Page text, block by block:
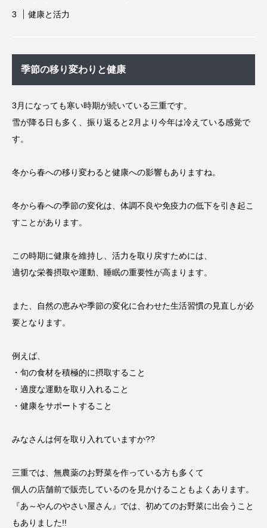
健康と活力
季節の移り変わりと健康
3月になっても寒い時期が続いている三重です。
雪が降る日も多く、振り返ると2月より今年は冷えている感覚で
す。
冬から春への移り変わると健康への影響もありますね。
冬から春への季節の変化は、体調不良や免疫力の低下を引き起こ
すことがあります。
この時期に健康を維持し、活力を取り戻すためには、
適切な栄養摂取や運動、睡眠の重要性が高まります。
また、自然の恵みや季節の変化に合わせた生活習慣の見直しが必
要となります。
例えば、
・旬の食材を積極的に摂取すること
・適度な運動を取り入れること
・健康をサポートすること
みなさんは何を取り入れていますか??
三重では、無農薬のお野菜を作っている方も多くて
個人の店舗前で販売しているのを見かけることもよくあります。
『あ～やんのやさい屋さん』 では、初めてのお野菜に出会うこと
もありました!!